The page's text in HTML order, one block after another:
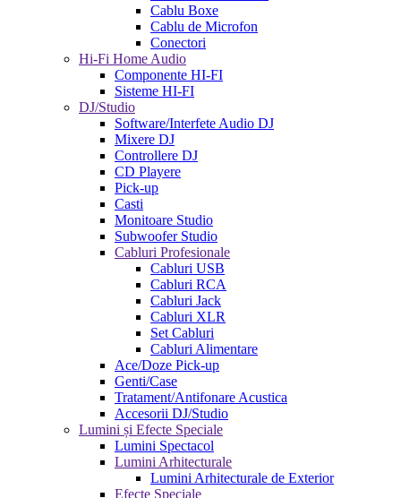
Cablu Boxe
Cablu de Microfon
Conectori
Hi-Fi Home Audio
Componente HI-FI
Sisteme HI-FI
DJ/Studio
Software/Interfete Audio DJ
Mixere DJ
Controllere DJ
CD Playere
Pick-up
Casti
Monitoare Studio
Subwoofer Studio
Cabluri Profesionale
Cabluri USB
Cabluri RCA
Cabluri Jack
Cabluri XLR
Set Cabluri
Cabluri Alimentare
Ace/Doze Pick-up
Genti/Case
Tratament/Antifonare Acustica
Accesorii DJ/Studio
Lumini și Efecte Speciale
Lumini Spectacol
Lumini Arhitecturale
Lumini Arhitecturale de Exterior
Efecte Speciale